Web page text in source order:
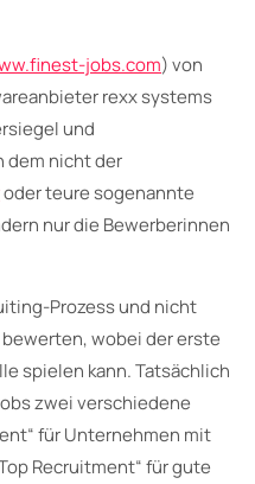
jobs.com) von
rexx systems
und
dem nicht der
oder teure sogenannte
nur die Bewerberinnen
Prozess und nicht
bewerten, wobei der erste
spielen kann. Tatsächlich
zwei verschiedene
für Unternehmen mit
Recruitment“ für gute